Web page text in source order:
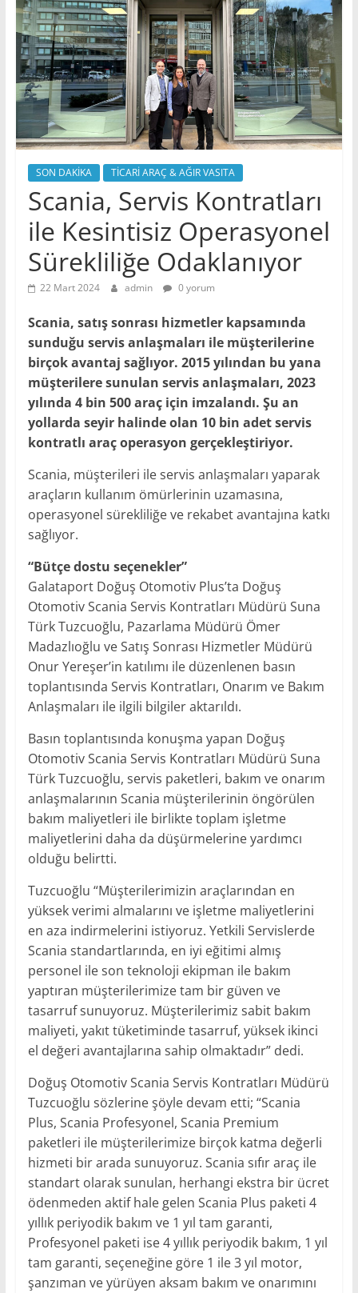
SON DAKİKA TİCARİ ARAÇ & AĞIR VASITA
Scania, Servis Kontratları
ile Kesintisiz Operasyonel
Sürekliliğe Odaklanıyor
22 Mart 2024 admin 0 yorum
Scania, satış sonrası hizmetler kapsamında
sunduğu servis anlaşmaları ile müşterilerine
birçok avantaj sağlıyor. 2015 yılından bu yana
müşterilere sunulan servis anlaşmaları, 2023
yılında 4 bin 500 araç için imzalandı. Şu an
yollarda seyir halinde olan 10 bin adet servis
kontratlı araç operasyon gerçekleştiriyor.
Scania, müşterileri ile servis anlaşmaları yaparak
araçların kullanım ömürlerinin uzamasına,
operasyonel sürekliliğe ve rekabet avantajına katkı
sağlıyor.
“Bütçe dostu seçenekler”
Galataport Doğuş Otomotiv Plus’ta Doğuş
Otomotiv Scania Servis Kontratları Müdürü Suna
Türk Tuzcuoğlu, Pazarlama Müdürü Ömer
Madazlıoğlu ve Satış Sonrası Hizmetler Müdürü
Onur Yereşer’in katılımı ile düzenlenen basın
toplantısında Servis Kontratları, Onarım ve Bakım
Anlaşmaları ile ilgili bilgiler aktarıldı.
Basın toplantısında konuşma yapan Doğuş
Otomotiv Scania Servis Kontratları Müdürü Suna
Türk Tuzcuoğlu, servis paketleri, bakım ve onarım
anlaşmalarının Scania müşterilerinin öngörülen
bakım maliyetleri ile birlikte toplam işletme
maliyetlerini daha da düşürmelerine yardımcı
olduğu belirtti.
Tuzcuoğlu “Müşterilerimizin araçlarından en
yüksek verimi almalarını ve işletme maliyetlerini
en aza indirmelerini istiyoruz. Yetkili Servislerde
Scania standartlarında, en iyi eğitimi almış
personel ile son teknoloji ekipman ile bakım
yaptıran müşterilerimize tam bir güven ve
tasarruf sunuyoruz. Müşterilerimiz sabit bakım
maliyeti, yakıt tüketiminde tasarruf, yüksek ikinci
el değeri avantajlarına sahip olmaktadır” dedi.
Doğuş Otomotiv Scania Servis Kontratları Müdürü
Tuzcuoğlu sözlerine şöyle devam etti; “Scania
Plus, Scania Profesyonel, Scania Premium
paketleri ile müşterilerimize birçok katma değerli
hizmeti bir arada sunuyoruz. Scania sıfır araç ile
standart olarak sunulan, herhangi ekstra bir ücret
ödenmeden aktif hale gelen Scania Plus paketi 4
yıllık periyodik bakım ve 1 yıl tam garanti,
Profesyonel paketi ise 4 yıllık periyodik bakım, 1 yıl
tam garanti, seçeneğine göre 1 ile 3 yıl motor,
şanzıman ve yürüyen aksam bakım ve onarımını